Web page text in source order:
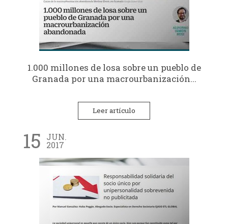
1.000 millones de losa sobre un pueblo de
Granada por una macrourbanización...
Leer artículo
15 JUN.
2017